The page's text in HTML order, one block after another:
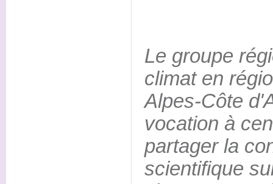
Le groupe
climat en
Alpes-Côte
vocation à
partager la
scientifique